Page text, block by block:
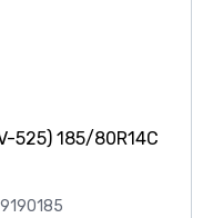
525) 185/80R14C